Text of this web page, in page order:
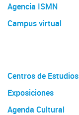
Agencia ISMN
Campus virtual
Centros de Estudios
Exposiciones
Agenda Cultural